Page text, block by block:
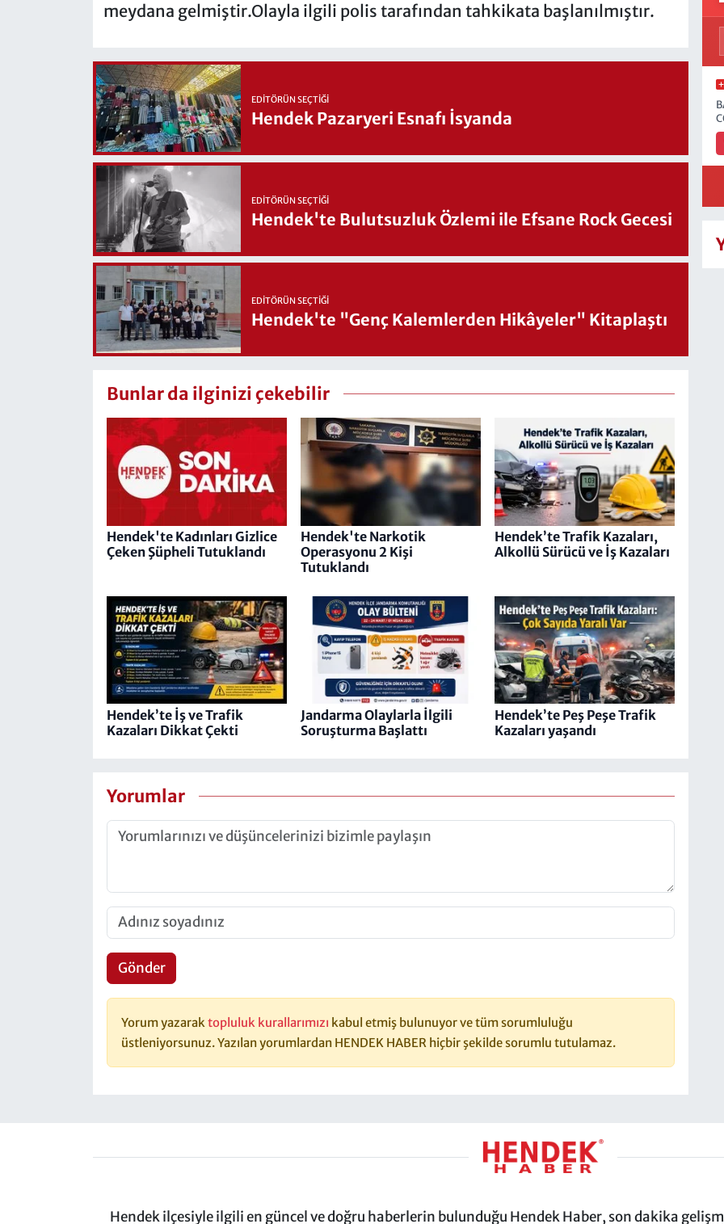
meydana gelmiştir.Olayla ilgili polis tarafından tahkikata başlanılmıştır.
EDITÖRÜN SEÇTIĞI
Hendek Pazaryeri Esnafı İsyanda
EDITÖRÜN SEÇTIĞI
Hendek'te Bulutsuzluk Özlemi ile Efsane Rock Gecesi
EDITÖRÜN SEÇTIĞI
Hendek'te "Genç Kalemlerden Hikâyeler" Kitaplaştı
Bunlar da ilginizi çekebilir
Hendek'te Kadınları Gizlice
Çeken Şüpheli Tutuklandı
Hendek'te Narkotik
Operasyonu 2 Kişi
Tutuklandı
Hendek’te Trafik Kazaları,
Alkollü Sürücü ve İş Kazaları
Hendek’te İş ve Trafik
Kazaları Dikkat Çekti
Jandarma Olaylarla İlgili
Soruşturma Başlattı
Hendek’te Peş Peşe Trafik
Kazaları yaşandı
Yorumlar
Gönder
Yorum yazaraktopluluk kurallarımızı kabul etmiş bulunuyor ve tüm sorumluluğu
üstleniyorsunuz. Yazılan yorumlardan HENDEK HABER hiçbir şekilde sorumlu tutulamaz.
Hendek ilçesiyle ilgili en güncel ve doğru haberlerin bulunduğu Hendek Haber, son dakika